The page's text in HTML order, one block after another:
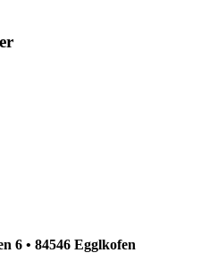
6 • 84546 Egglkofen